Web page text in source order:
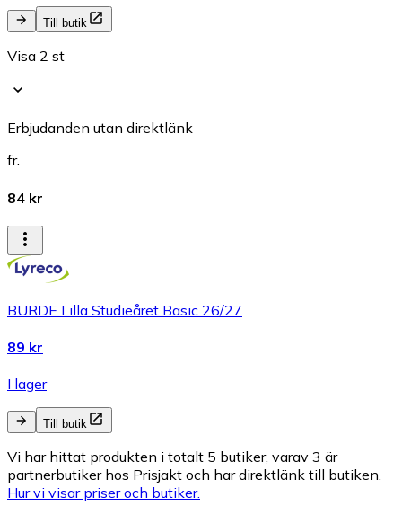
Till butik
Visa 2 st
Erbjudanden utan direktlänk
fr.
84 kr
BURDE Lilla Studieåret Basic 26/27
89 kr
I lager
Till butik
Vi har hittat produkten i totalt 5 butiker, varav 3 är
partnerbutiker hos Prisjakt och har direktlänk till butiken.
Hur vi visar priser och butiker.